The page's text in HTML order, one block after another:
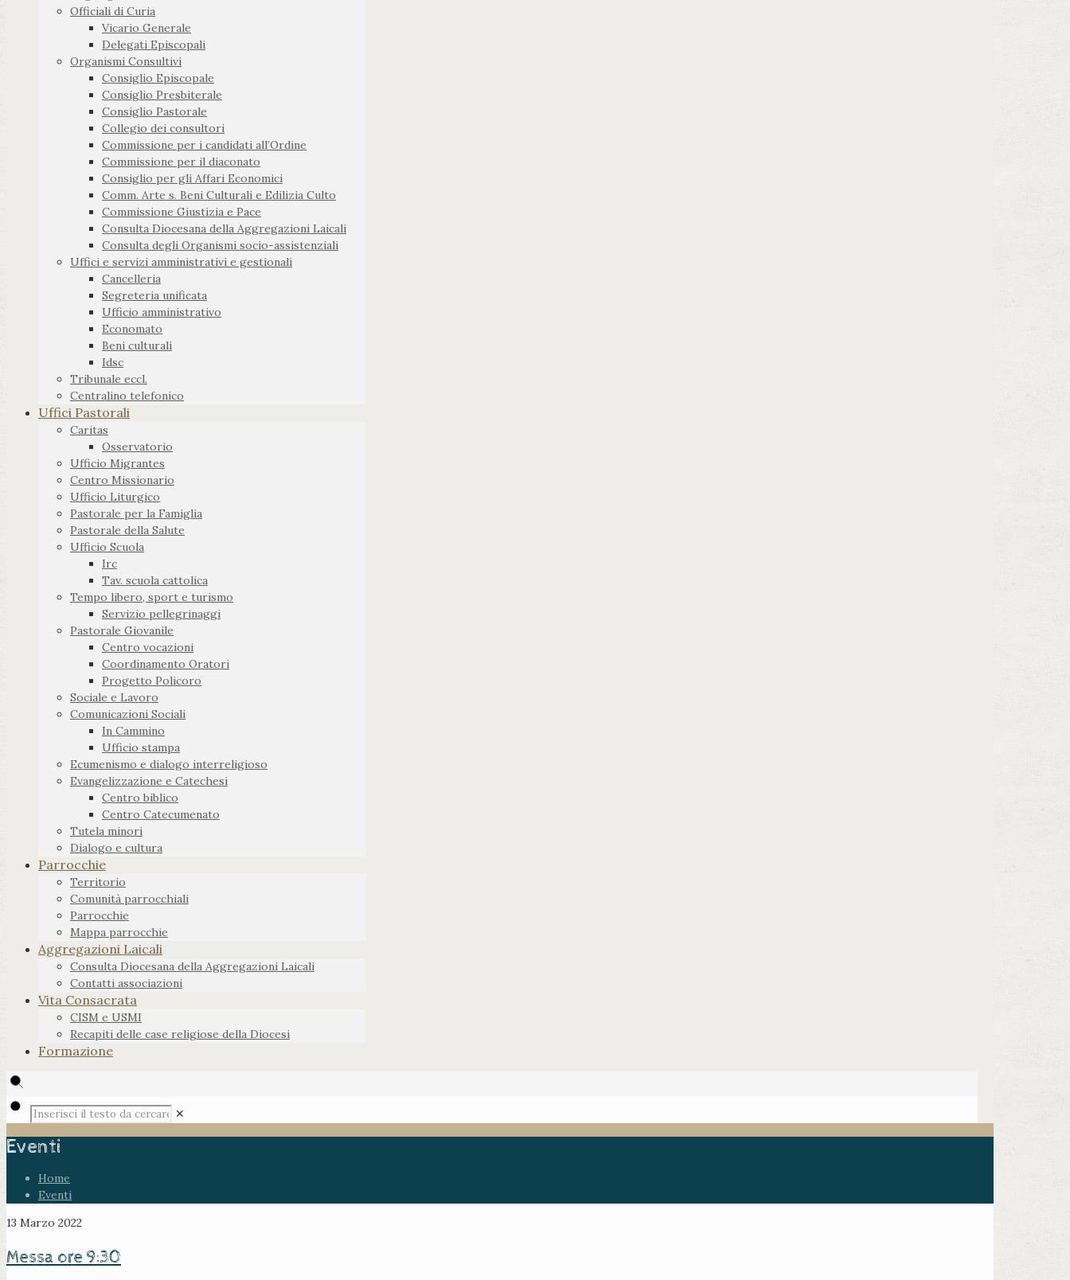
Officiali di Curia
Vicario Generale
Delegati Episcopali
Organismi Consultivi
Consiglio Episcopale
Consiglio Presbiterale
Consiglio Pastorale
Collegio dei consultori
Commissione per i candidati all’Ordine
Commissione per il diaconato
Consiglio per gli Affari Economici
Comm. Arte s. Beni Culturali e Edilizia Culto
Commissione Giustizia e Pace
Consulta Diocesana della Aggregazioni Laicali
Consulta degli Organismi socio-assistenziali
Uffici e servizi amministrativi e gestionali
Cancelleria
Segreteria unificata
Ufficio amministrativo
Economato
Beni culturali
Idsc
Tribunale eccl.
Centralino telefonico
Uffici Pastorali
Caritas
Osservatorio
Ufficio Migrantes
Centro Missionario
Ufficio Liturgico
Pastorale per la Famiglia
Pastorale della Salute
Ufficio Scuola
Irc
Tav. scuola cattolica
Tempo libero, sport e turismo
Servizio pellegrinaggi
Pastorale Giovanile
Centro vocazioni
Coordinamento Oratori
Progetto Policoro
Sociale e Lavoro
Comunicazioni Sociali
In Cammino
Ufficio stampa
Ecumenismo e dialogo interreligioso
Evangelizzazione e Catechesi
Centro biblico
Centro Catecumenato
Tutela minori
Dialogo e cultura
Parrocchie
Territorio
Comunità parrocchiali
Parrocchie
Mappa parrocchie
Aggregazioni Laicali
Consulta Diocesana della Aggregazioni Laicali
Contatti associazioni
Vita Consacrata
CISM e USMI
Recapiti delle case religiose della Diocesi
Formazione
✕
Eventi
Home
Eventi
13 Marzo 2022
Messa ore 9:30